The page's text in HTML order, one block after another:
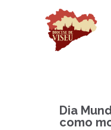
Dia
como